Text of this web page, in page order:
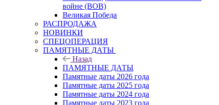
войне (ВОВ)
Великая Победа
РАСПРОДАЖА
НОВИНКИ
СПЕЦОПЕРАЦИЯ
ПАМЯТНЫЕ ДАТЫ
Назад
ПАМЯТНЫЕ ДАТЫ
Памятные даты 2026 года
Памятные даты 2025 года
Памятные даты 2024 года
Памятные даты 2023 года